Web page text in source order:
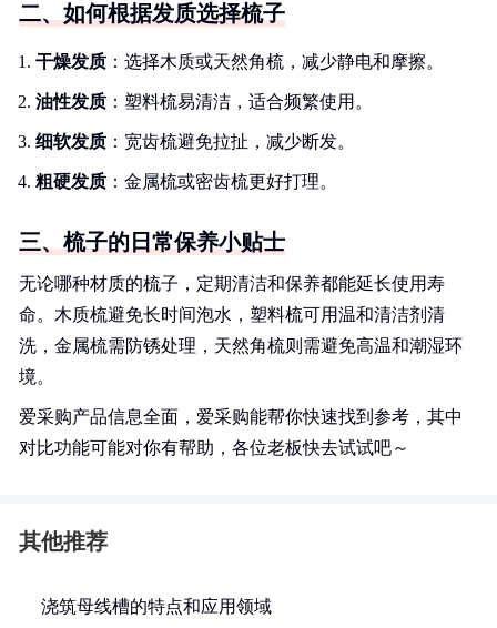
二、如何根据发质选择梳子
干燥发质 ：选择木质或天然角梳，减少静电和摩擦。
油性发质 ：塑料梳易清洁，适合频繁使用。
细软发质 ：宽齿梳避免拉扯，减少断发。
粗硬发质 ：金属梳或密齿梳更好打理。
三、梳子的日常保养小贴士
无论哪种材质的梳子，定期清洁和保养都能延长使用寿
命。木质梳避免长时间泡水，塑料梳可用温和清洁剂清
洗，金属梳需防锈处理，天然角梳则需避免高温和潮湿环
境。
爱采购产品信息全面，爱采购能帮你快速找到参考，其中
对比功能可能对你有帮助，各位老板快去试试吧～
其他推荐
浇筑母线槽的特点和应用领域